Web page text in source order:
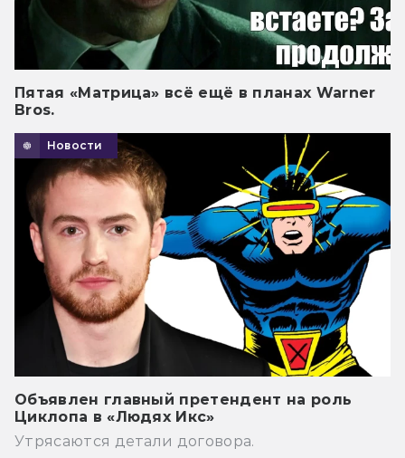
Пятая «Матрица» всё ещё в планах Warner
Bros.
Новости
Объявлен главный претендент на роль
Циклопа в «Людях Икс»
Утрясаются детали договора.